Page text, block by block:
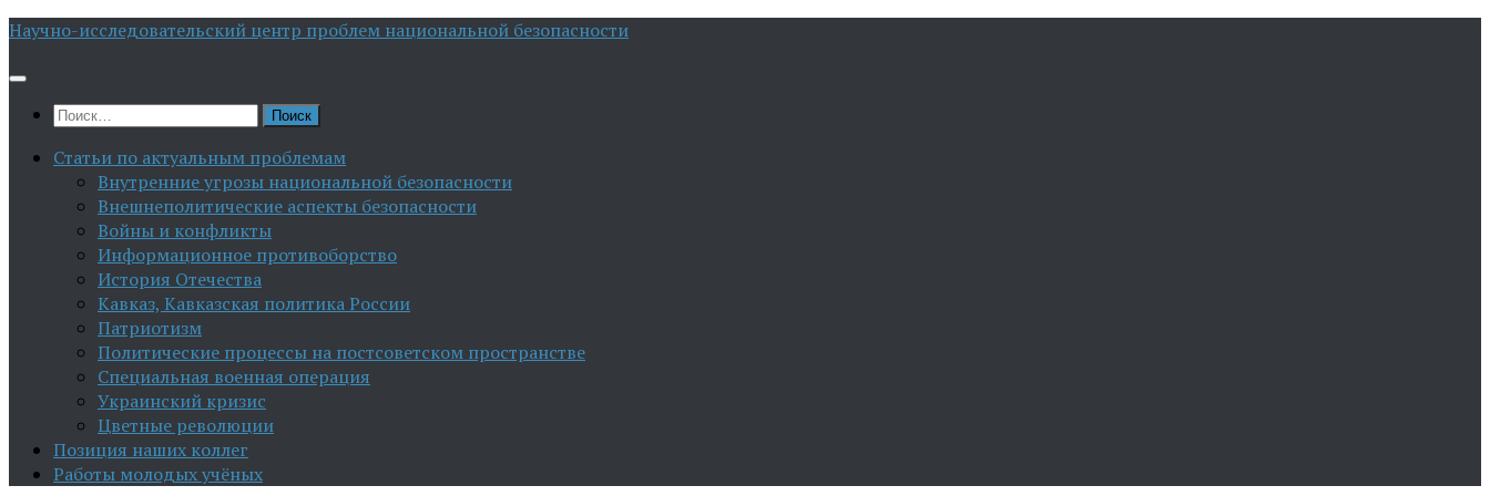
Перейти
содержимому
Научно-исследовательский центр проблем национальной безопасности
Найти:
Статьи по актуальным проблемам
Внутренние угрозы национальной безопасности
Внешнеполитические аспекты безопасности
Войны и конфликты
Информационное противоборство
История Отечества
Кавказ, Кавказская политика России
Патриотизм
Политические процессы на постсоветском пространстве
Специальная военная операция
Украинский кризис
Цветные революции
Позиция наших коллег
Работы молодых учёных